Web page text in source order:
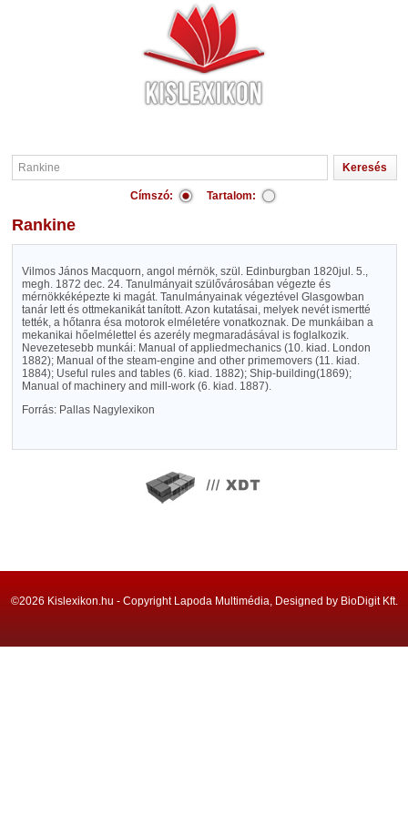
Címszó: Tartalom:
Rankine
Vilmos János Macquorn, angol mérnök, szül. Edinburgban 1820jul. 5.,
megh. 1872 dec. 24. Tanulmányait szülővárosában végezte és
mérnökkéképezte ki magát. Tanulmányainak végeztével Glasgowban
tanár lett és ottmekanikát tanított. Azon kutatásai, melyek nevét ismertté
tették, a hőtanra ésa motorok elméletére vonatkoznak. De munkáiban a
mekanikai hőelmélettel és azerély megmaradásával is foglalkozik.
Nevezetesebb munkái: Manual of appliedmechanics (10. kiad. London
1882); Manual of the steam-engine and other primemovers (11. kiad.
1884); Useful rules and tables (6. kiad. 1882); Ship-building(1869);
Manual of machinery and mill-work (6. kiad. 1887).
Forrás: Pallas Nagylexikon
©2026 Kislexikon.hu - Copyright Lapoda Multimédia, Designed by BioDigit Kft.